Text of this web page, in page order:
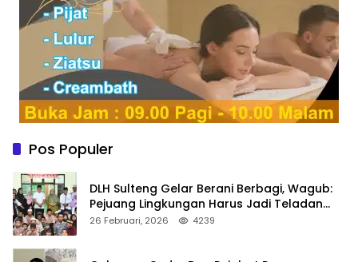
Pos Populer
DLH Sulteng Gelar Berani Berbagi, Wagub:
Pejuang Lingkungan Harus Jadi Teladan
Kepedulian
26 Februari, 2026 4239